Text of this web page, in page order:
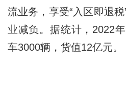
流业务，享受“入区即退
业减负。据统计，2022
车3000辆，货值12亿元。